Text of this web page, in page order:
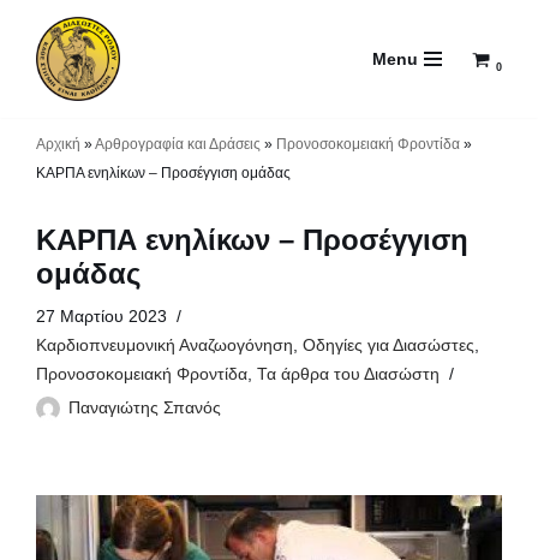
Μεταπηδήστε
Menu 0
Αρχική »Αρθρογραφία και Δράσεις » Προνοσοκομειακή Φροντίδα »
ΚΑΡΠΑ ενηλίκων – Προσέγγιση ομάδας
ΚΑΡΠΑ ενηλίκων – Προσέγγιση
ομάδας
27 Μαρτίου 2023
Καρδιοπνευμονική Αναζωογόνηση, Οδηγίες για Διασώστες,
Προνοσοκομειακή Φροντίδα, Τα άρθρα του Διασώστη
Παναγιώτης Σπανός